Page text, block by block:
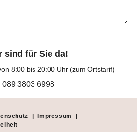
sind für Sie da!
8:00 bis 20:00 Uhr (zum Ortstarif)
089 3803 6998
| Impressum
|